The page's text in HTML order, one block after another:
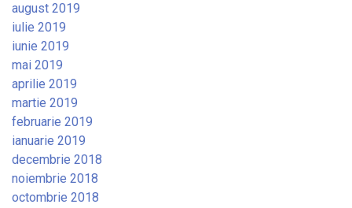
august 2019
iulie 2019
iunie 2019
mai 2019
aprilie 2019
martie 2019
februarie 2019
ianuarie 2019
decembrie 2018
noiembrie 2018
octombrie 2018